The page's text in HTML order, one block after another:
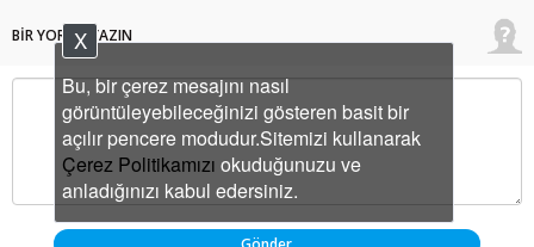
BİR YORUM YAZIN
Bu, bir çerez mesajını nasıl
görüntüleyebileceğinizi gösteren basit bir
açılır pencere modudur.Sitemizi kullanarak
Çerez Politikamızı okuduğunuzu ve
anladığınızı kabul edersiniz.
X